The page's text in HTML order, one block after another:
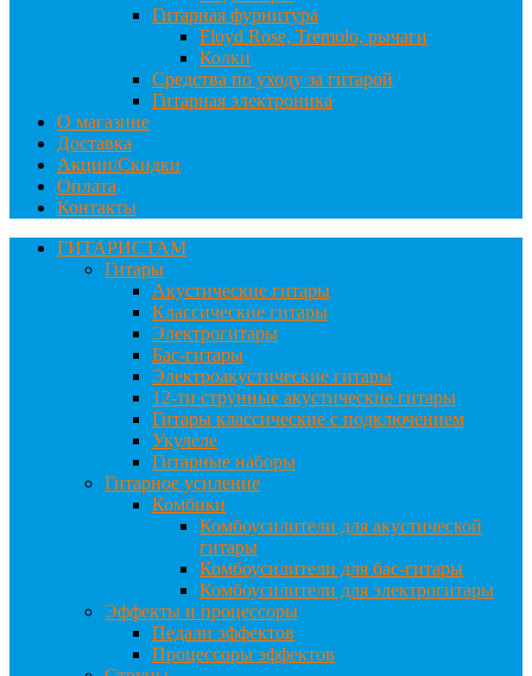
Гитарная фурнитура
Floyd Rose, Tremolo, рычаги
Колки
Средства по уходу за гитарой
Гитарная электроника
О магазине
Доставка
Акции/Скидки
Оплата
Контакты
ГИТАРИСТАМ
Гитары
Акустические гитары
Классические гитары
Электрогитары
Бас-гитары
Электроакустические гитары
12-ти струнные акустические гитары
Гитары классические с подключением
Укулеле
Гитарные наборы
Гитарное усиление
Комбики
Комбоусилители для акустической
гитары
Комбоусилители для бас-гитары
Комбоусилители для электрогитары
Эффекты и процессоры
Педали эффектов
Процессоры эффектов